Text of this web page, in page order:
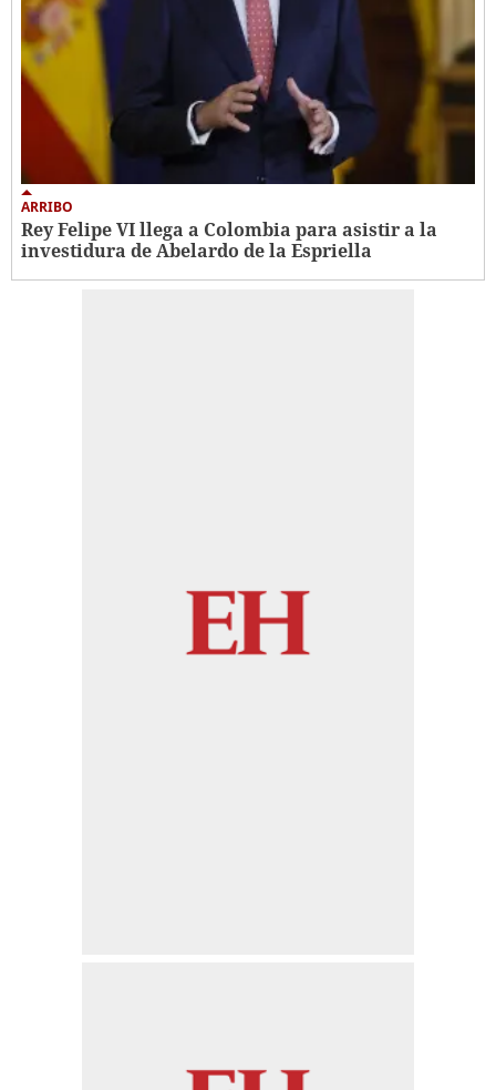
ARRIBO
Rey Felipe VI llega a Colombia para asistir a la
investidura de Abelardo de la Espriella